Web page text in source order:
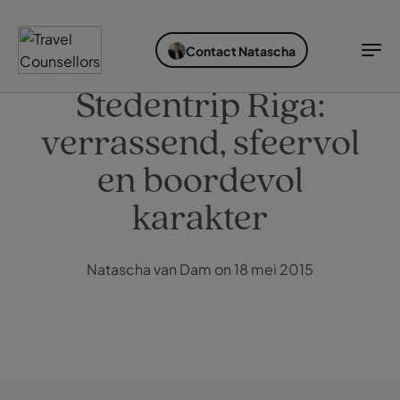
Ontdek bestemmingen
ONTDEK BESTEMMINGEN
Bestemmingen
Soorten vakanties
SOORTEN VAKANTIES
Soorten vakanties
Ideale reistijd
IDEALE REISTIJD
Ideale reistijd
INSPIRATIE
TC Reisroutes
Blogs
Bestemmingen
Inloggen myTC
Contact Natascha
Stedentrip Riga:
verrassend, sfeervol
en boordevol
karakter
Natascha van Dam on 18 mei 2015